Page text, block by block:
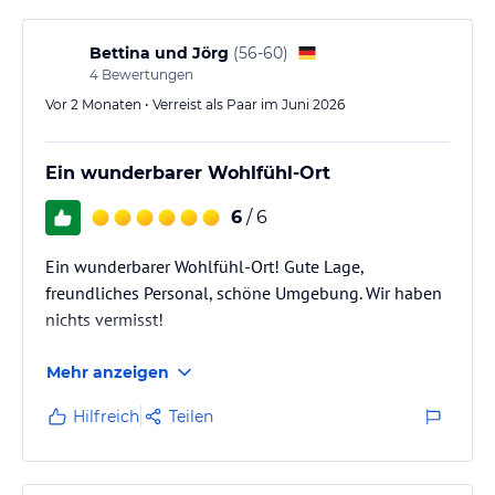
Hinweis: Allgemeine und unverbindliche
Hoteliers-/Veranstalter-/Kataloginformationen. Alle Angaben
lies vor der Buchung die verbindlichen Angebotsdetailsdes
jeweiligen Veranstalters.
Bettina und Jörg (56-60)
4 Bewertungen
Vor 2 Monaten • Verreist als Paar im Juni 2026
Ein wunderbarer Wohlfühl-Ort
6 / 6
Ein wunderbarer Wohlfühl-Ort! Gute Lage,
freundliches Personal, schöne Umgebung. Wir haben
nichts vermisst!
Mehr anzeigen
Hilfreich Teilen